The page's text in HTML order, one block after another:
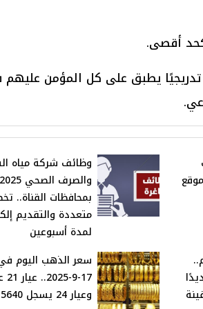
يطبق على كل المؤمن
موقع
وظائف شركة مياه
والصرف الصحي 2025
بمحافظات القناة..
متعددة والتقديم
لمدة أسبوعين
جديدًا
سعر الذهب اليوم
وعيار 24 يسجل 5640 جنيها